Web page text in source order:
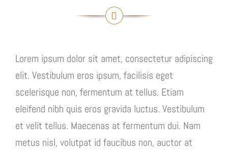
Lorem ipsum dolor sit amet, consectetur adipiscing
elit. Vestibulum eros ipsum, facilisis eget
scelerisque non, fermentum at tellus. Etiam
eleifend nibh quis eros gravida luctus. Vestibulum
et velit tellus. Maecenas at fermentum dui. Nam
metus nisl, volutpat id faucibus non, auctor at